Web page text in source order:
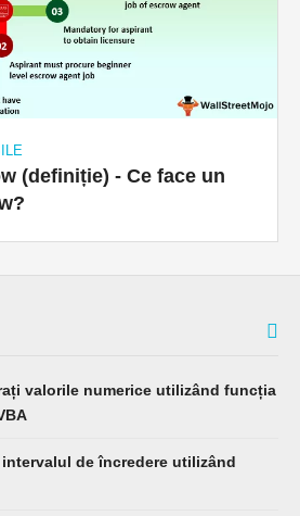
(definiție) - Ce face un
valorile numerice utilizând funcția
de încredere utilizând